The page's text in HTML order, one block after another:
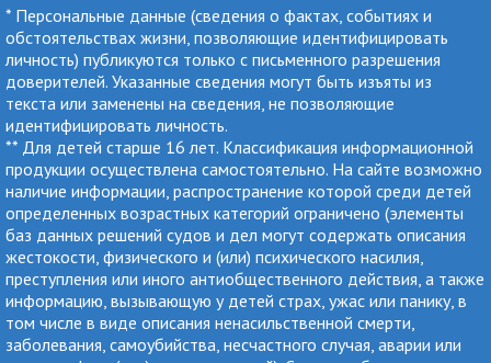
* Персональные данные (сведения о фактах, событиях и
обстоятельствах жизни, позволяющие идентифицировать
личность) публикуются только с письменного разрешения
доверителей. Указанные сведения могут быть изъяты из
текста или заменены на сведения, не позволяющие
идентифицировать личность.
** Для детей старше 16 лет. Классификация информационной
продукции осуществлена самостоятельно. На сайте возможно
наличие информации, распространение которой среди детей
определенных возрастных категорий ограничено (элементы
баз данных решений судов и дел могут содержать описания
жестокости, физического и (или) психического насилия,
преступления или иного антиобщественного действия, а также
информацию, вызывающую у детей страх, ужас или панику, в
том числе в виде описания ненасильственной смерти,
заболевания, самоубийства, несчастного случая, аварии или